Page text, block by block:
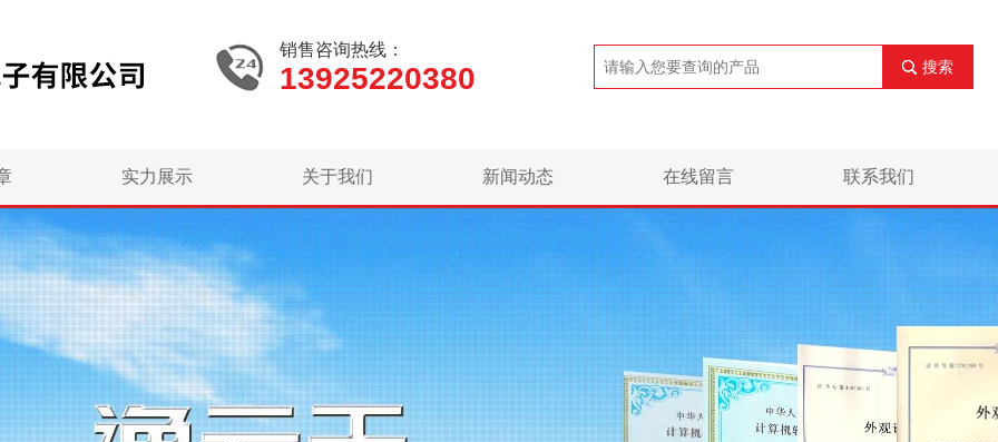
销售咨询热线：
13925220380 搜索
实力展示 关于我们 新闻动态 在线留言 联系我们